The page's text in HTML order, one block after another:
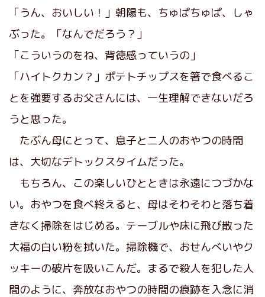
「うん、おいしい！」朝陽も、ちゅぱちゅぱ、しゃ
ぶった。「なんでだろう？」
「こういうのをね、背徳感っていうの」
「ハイトクカン？」ポテトチップスを箸で食べるこ
とを強要するお父さんには、一生理解できないだろ
うと思った。
たぶん母にとって、息子と二人のおやつの時間
は、大切なデトックスタイムだった。
もちろん、この楽しいひとときは永遠につづかな
い。おやつを食べ終えると、母はそわそわと落ち着
きなく掃除をはじめる。テーブルや床に飛び散った
大福の白い粉を拭いた。掃除機で、おせんべいやク
ッキーの破片を吸いこんだ。まるで殺人を犯した人
間のように、奔放なおやつの時間の痕跡を入念に消